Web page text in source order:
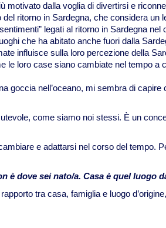
motivato dalla voglia di divertirsi e
ritorno in Sardegna, che considera un
legati al ritorno in Sardegna
che ha abitato anche fuori dalla
influisce sulla loro percezione della
le loro case siano cambiate nel tempo
goccia nell’oceano, mi sembra di capire
come siamo noi stessi. È un
e adattarsi nel corso del
è dove sei nato/a. Casa è quel luogo
tra casa, famiglia e luogo